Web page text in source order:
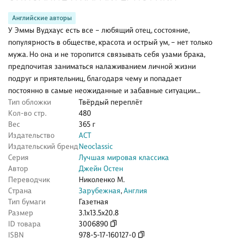
Английские авторы
У Эммы Вудхаус есть все – любящий отец, состояние,
популярность в обществе, красота и острый ум, – нет только
мужа. Но она и не торопится связывать себя узами брака,
предпочитая заниматься налаживанием личной жизни
подруг и приятельниц, благодаря чему и попадает
постоянно в самые неожиданные и забавные ситуации…
Тип обложки
Твёрдый переплёт
Кол-во стр.
480
Вес
365 г
Издательство
АСТ
Издательский брендNeoclassic
Серия
Лучшая мировая классика
Автор
Джейн Остен
Переводчик
Николенко М.
Страна
Зарубежная,Англия
Тип бумаги
Газетная
Размер
3.1x13.5x20.8
ID товара
3006890
ISBN
978-5-17-160127-0